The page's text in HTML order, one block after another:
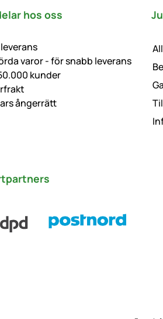
hos oss
varor - för snabb leverans
kunder
ångerrätt